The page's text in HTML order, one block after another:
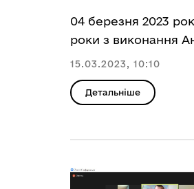
04 березня 2023
роки з виконання
15.03.2023, 10:10
Детальніше